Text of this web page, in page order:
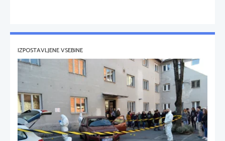
IZPOSTAVLJENE VSEBINE